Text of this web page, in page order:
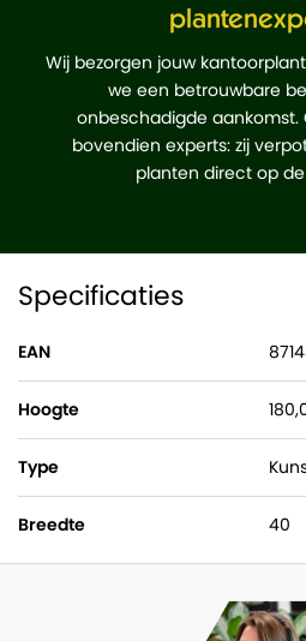
Wij bezorgen jouw
we een betrouwbare
onbeschadigde aankomst.
bovendien experts: zij
planten direct op
Specificaties
EAN
Hoogte
Type
Breedte 40